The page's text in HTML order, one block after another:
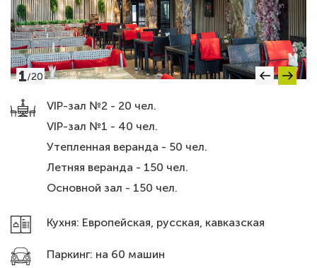
VIP-зал №2 - 20 чел.
VIP-зал №1 - 40 чел.
Утепленная веранда - 50 чел.
Летняя веранда - 150 чел.
Основной зал - 150 чел.
Кухня: Европейская, русская, кавказская
Паркинг: на 60 машин
1/20